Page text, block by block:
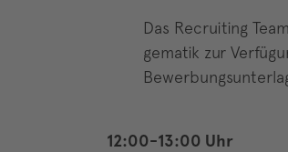
Das Recruiting
gematik zur
12:00-13:00 Uhr